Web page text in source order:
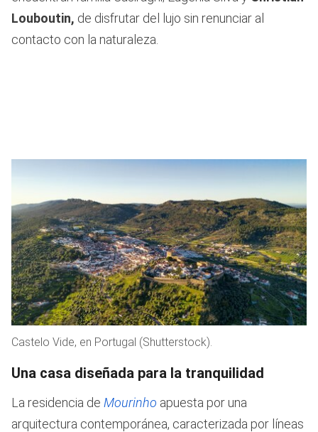
Louboutin, de disfrutar del lujo sin renunciar al
contacto con la naturaleza.
Castelo Vide, en Portugal (Shutterstock).
Una casa diseñada para la tranquilidad
La residencia de Mourinho apuesta por una
arquitectura contemporánea, caracterizada por líneas